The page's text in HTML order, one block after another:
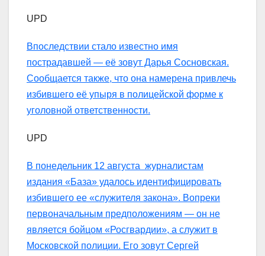
UPD
Впоследствии стало известно имя
пострадавшей — её зовут Дарья Сосновская.
Сообщается также, что она намерена привлечь
избившего её упыря в полицейской форме к
уголовной ответственности.
UPD
В понедельник 12 августа журналистам
издания «База» удалось идентифицировать
избившего ее «служителя закона». Вопреки
первоначальным предположениям — он не
является бойцом «Росгвардии», а служит в
Московской полиции. Его зовут Сергей